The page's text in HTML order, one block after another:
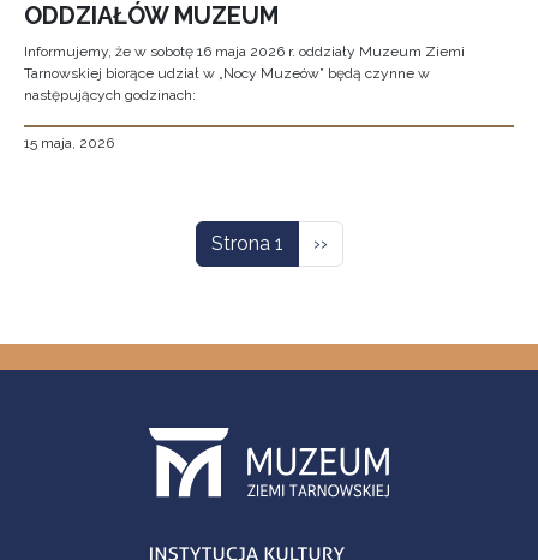
ODDZIAŁÓW MUZEUM
Informujemy, że w sobotę 16 maja 2026 r. oddziały Muzeum Ziemi
Tarnowskiej biorące udział w „Nocy Muzeów” będą czynne w
następujących godzinach:
15 maja, 2026
Strona 1 Następna strona
››